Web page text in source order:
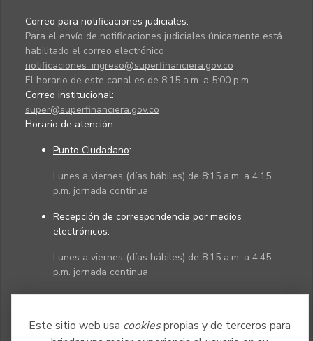
Este sitio web usa cookiespropias y de terceros para
Correo para notificaciones judiciales:
Para el envío de notificaciones judiciales únicamente está
habilitado el correo electrónico
notificaciones_ingreso@superfinanciera.gov.co
El horario de este canal es de 8:15 a.m. a 5:00 p.m.
Correo institucional:
super@superfinanciera.gov.co
Horario de atención
Punto Ciudadano:
Lunes a viernes (días hábiles) de 8:15 a.m. a 4:15
p.m. jornada continua
Recepción de correspondencia por medios
electrónicos:
Lunes a viernes (días hábiles) de 8:15 a.m. a 4:45
p.m. jornada continua